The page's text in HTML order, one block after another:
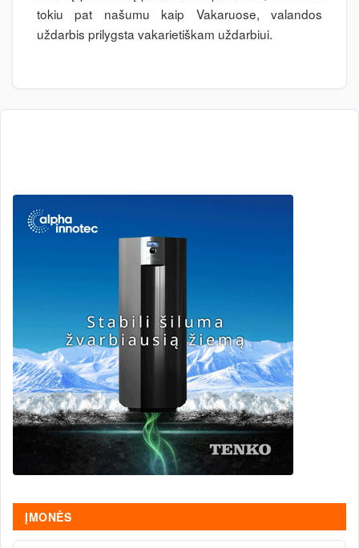
tokiu pat našumu kaip Vakaruose, valandos
uždarbis prilygsta vakarietiškam uždarbiui.
ĮMONĖS